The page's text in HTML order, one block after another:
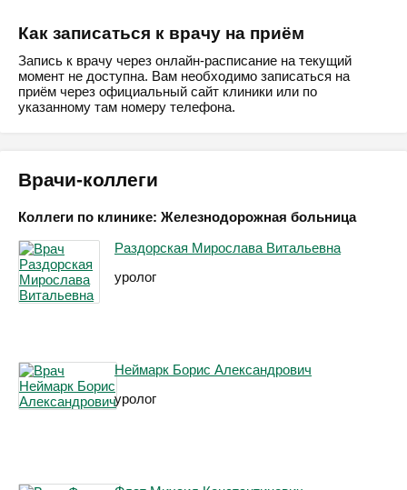
Как записаться к врачу на приём
Запись к врачу через онлайн-расписание на текущий
момент не доступна. Вам необходимо записаться на
приём через официальный сайт клиники или по
указанному там номеру телефона.
Врачи-коллеги
Коллеги по клинике: Железнодорожная больница
Раздорская Мирослава Витальевна
уролог
Неймарк Борис Александрович
уролог